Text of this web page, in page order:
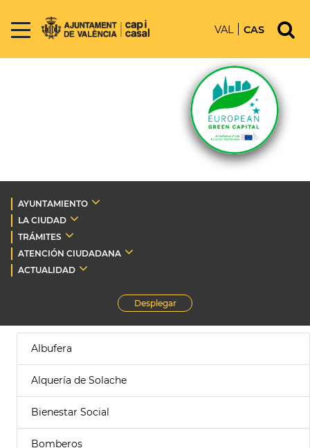
VAL CAS
AYUNTAMIENTO
LA CIUDAD
TRÁMITES
ATENCIÓN CIUDADANA
ACTUALIDAD
Desplegar
Albufera
Alquería de Solache
Bienestar Social
Bomberos